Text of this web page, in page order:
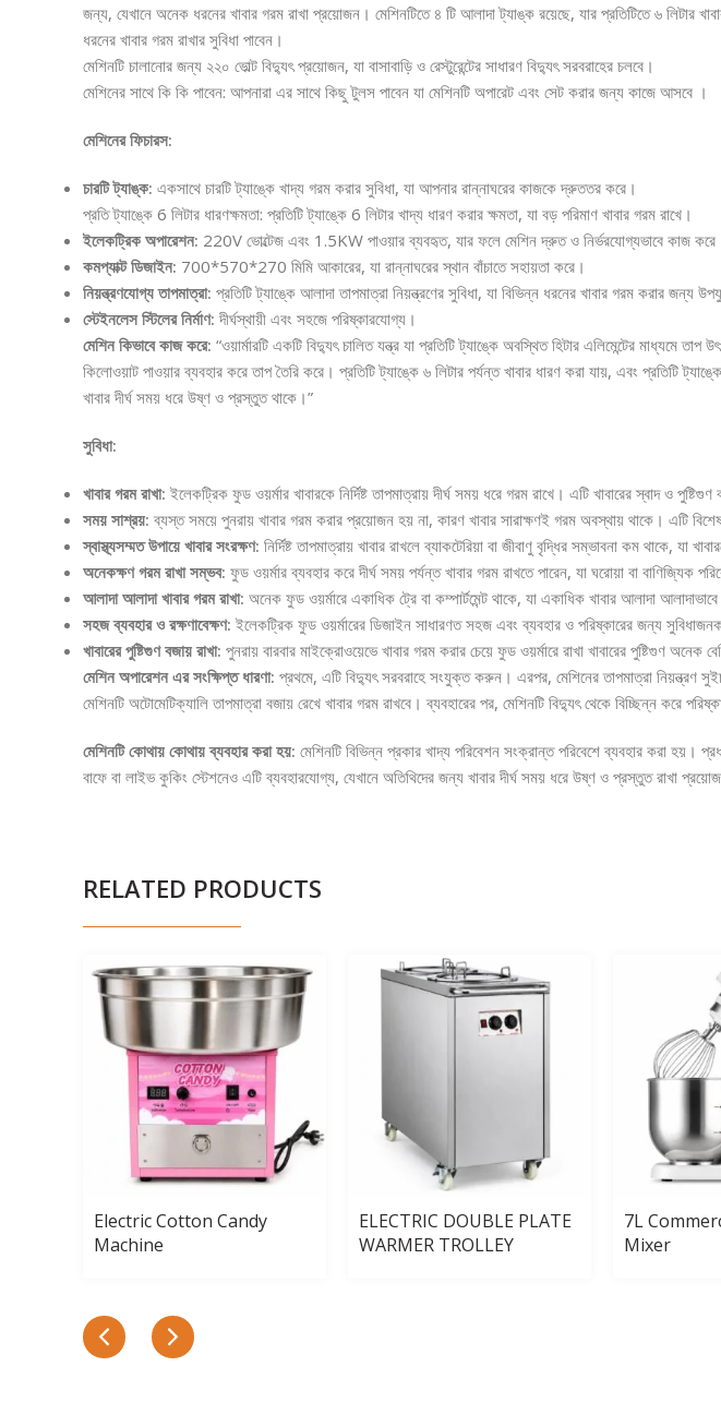
জন্য, যেখানে অনেক ধরনের খাবার গরম রাখা প্রয়োজন। মেশিনটিতে ৪ টি আলাদা ট্যাঙ্ক রয়েছে, যার প্রতিটিতে ৬
ধরনের খাবার গরম রাখার সুবিধা পাবেন।
মেশিনটি চালানোর জন্য ২২০ ভোল্ট বিদ্যুৎ প্রয়োজন, যা বাসাবাড়ি ও রেস্টুরেন্টের সাধারণ বিদ্যুৎ সরবরাহের চলবে।
মেশিনের সাথে কি কি পাবেন: আপনারা এর সাথে কিছু টুলস পাবেন যা মেশিনটি অপারেট এবং সেট করার জন্য কাজে আসবে ।
মেশিনের ফিচারস:
চারটি ট্যাঙ্ক: একসাথে চারটি ট্যাঙ্কে খাদ্য গরম করার সুবিধা, যা আপনার রান্নাঘরের কাজকে দ্রুততর করে।
প্রতি ট্যাঙ্কে 6 লিটার ধারণক্ষমতা: প্রতিটি ট্যাঙ্কে 6 লিটার খাদ্য ধারণ করার ক্ষমতা, যা বড় পরিমাণ খাবার গরম রাখে।
ইলেকট্রিক অপারেশন: 220V ভোল্টেজ এবং 1.5KW পাওয়ার ব্যবহৃত, যার ফলে মেশিন দ্রুত ও নির্ভরযোগ্যভাবে কাজ
কমপ্যাক্ট ডিজাইন: 700*570*270 মিমি আকারের, যা রান্নাঘরের স্থান বাঁচাতে সহায়তা করে।
নিয়ন্ত্রণযোগ্য তাপমাত্রা: প্রতিটি ট্যাঙ্কে আলাদা তাপমাত্রা নিয়ন্ত্রণের সুবিধা, যা বিভিন্ন ধরনের খাবার গরম করার জন্য
স্টেইনলেস স্টিলের নির্মাণ: দীর্ঘস্থায়ী এবং সহজে পরিষ্কারযোগ্য।
মেশিন কিভাবে কাজ করে: “ওয়ার্মারটি একটি বিদ্যুৎ চালিত যন্ত্র যা প্রতিটি ট্যাঙ্কে অবস্থিত হিটার এলিমেন্টের মাধ্যমে
কিলোওয়াট পাওয়ার ব্যবহার করে তাপ তৈরি করে। প্রতিটি ট্যাঙ্কে ৬ লিটার পর্যন্ত খাবার ধারণ করা যায়, এবং প্রতিটি
খাবার দীর্ঘ সময় ধরে উষ্ণ ও প্রস্তুত থাকে।”
সুবিধা:
খাবার গরম রাখা: ইলেকট্রিক ফুড ওয়র্মার খাবারকে নির্দিষ্ট তাপমাত্রায় দীর্ঘ সময় ধরে গরম রাখে। এটি খাবারের স্বাদ ও
সময় সাশ্রয়: ব্যস্ত সময়ে পুনরায় খাবার গরম করার প্রয়োজন হয় না, কারণ খাবার সারাক্ষণই গরম অবস্থায় থাকে। এটি
স্বাস্থ্যসম্মত উপায়ে খাবার সংরক্ষণ: নির্দিষ্ট তাপমাত্রায় খাবার রাখলে ব্যাকটেরিয়া বা জীবাণু বৃদ্ধির সম্ভাবনা কম থাকে, যা
অনেকক্ষণ গরম রাখা সম্ভব: ফুড ওয়র্মার ব্যবহার করে দীর্ঘ সময় পর্যন্ত খাবার গরম রাখতে পারেন, যা ঘরোয়া বা বাণিজ্যিক
আলাদা আলাদা খাবার গরম রাখা: অনেক ফুড ওয়র্মারে একাধিক ট্রে বা কম্পার্টমেন্ট থাকে, যা একাধিক খাবার আলাদা
সহজ ব্যবহার ও রক্ষণাবেক্ষণ: ইলেকট্রিক ফুড ওয়র্মারের ডিজাইন সাধারণত সহজ এবং ব্যবহার ও পরিষ্কারের জন্য
খাবারের পুষ্টিগুণ বজায় রাখা: পুনরায় বারবার মাইক্রোওয়েভে খাবার গরম করার চেয়ে ফুড ওয়র্মারে রাখা খাবারের পুষ্টিগুণ অনেক
মেশিন অপারেশন এর সংক্ষিপ্ত ধারণা: প্রথমে, এটি বিদ্যুৎ সরবরাহে সংযুক্ত করুন। এরপর, মেশিনের তাপমাত্রা নিয়ন্ত্রণ
মেশিনটি অটোমেটিক্যালি তাপমাত্রা বজায় রেখে খাবার গরম রাখবে। ব্যবহারের পর, মেশিনটি বিদ্যুৎ থেকে বিচ্ছিন্ন করে
মেশিনটি কোথায় কোথায় ব্যবহার করা হয়: মেশিনটি বিভিন্ন প্রকার খাদ্য পরিবেশন সংক্রান্ত পরিবেশে ব্যবহার করা হয়।
বাফে বা লাইভ কুকিং স্টেশনেও এটি ব্যবহারযোগ্য, যেখানে অতিথিদের জন্য খাবার দীর্ঘ সময় ধরে উষ্ণ ও প্রস্তুত রাখা
RELATED PRODUCTS
Electric Cotton Candy
Machine
ELECTRIC DOUBLE PLATE
WARMER TROLLEY
7L
Mixer